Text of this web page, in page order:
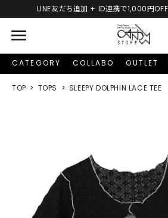
新規会員登録
menu
CATEGORY COLLABO OUTLET
TOP TOPS SLEEPY DOLPHIN LACE TEE